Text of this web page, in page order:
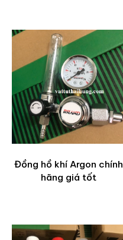
Đồng hồ khí Argon chính
hãng giá tốt